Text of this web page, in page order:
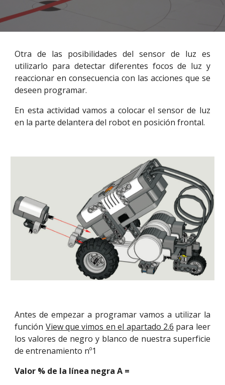
Otra de las posibilidades del sensor de luz es
utilizarlo para detectar diferentes focos de luz y
reaccionar en consecuencia con las acciones que se
deseen programar.
En esta actividad vamos a colocar el sensor de luz
en la parte delantera del robot en posición frontal.
Antes de empezar a programar vamos a utilizar la
función View que vimos en el apartado 2.6 para leer
los valores de negro y blanco de nuestra superficie
de entrenamiento nº1
Valor % de la línea negra A =